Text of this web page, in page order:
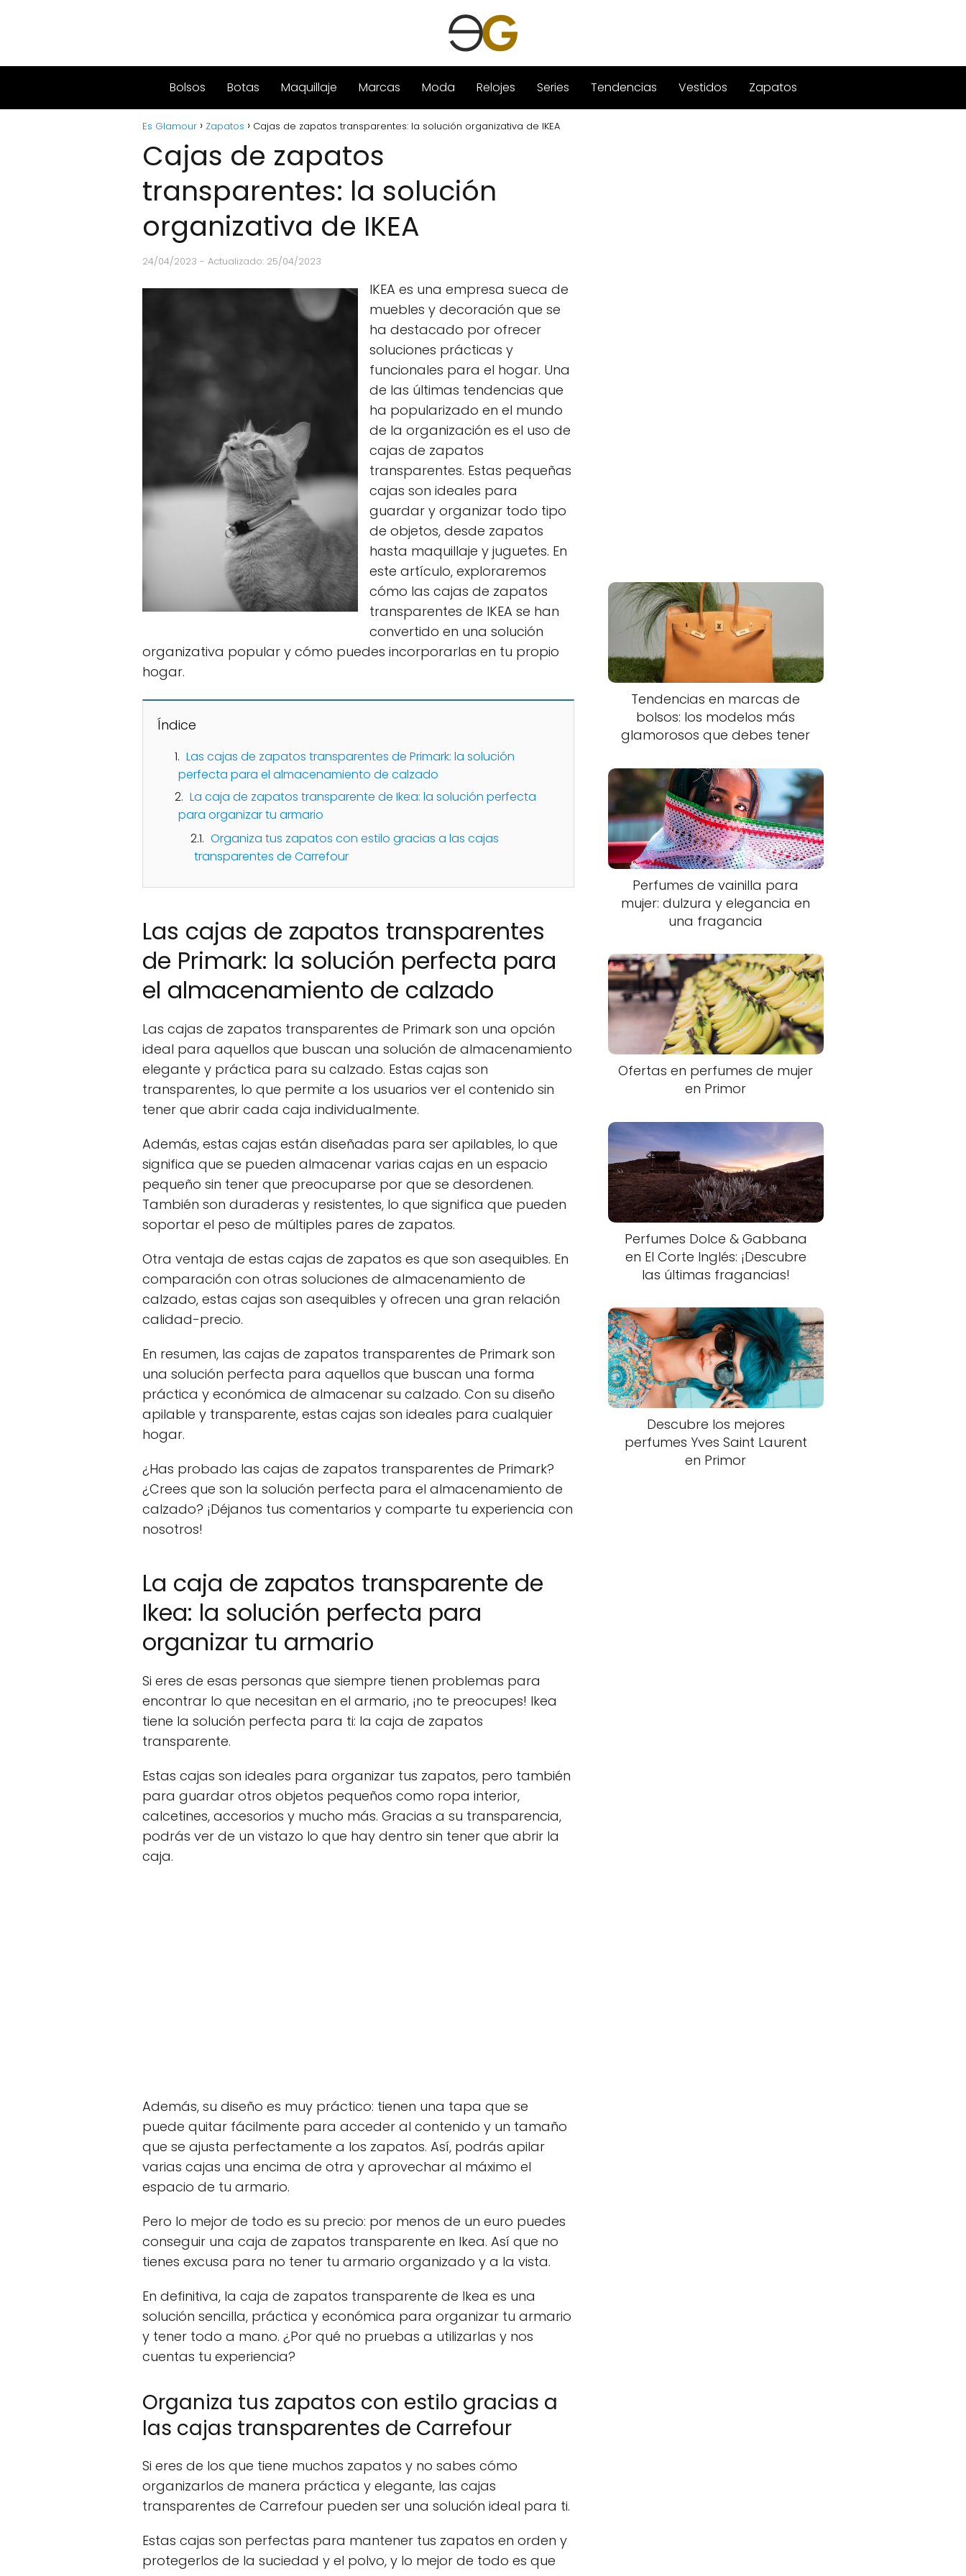
Bolsos Botas Maquillaje Marcas Moda Relojes Series Tendencias Vestidos Zapatos
Es Glamour Zapatos Cajas de zapatos transparentes: la solución organizativa de IKEA
Cajas de zapatos
transparentes: la solución
organizativa de IKEA
24/04/2023 - Actualizado: 25/04/2023
IKEA es una empresa sueca de
muebles y decoración que se
ha destacado por ofrecer
soluciones prácticas y
funcionales para el hogar. Una
de las últimas tendencias que
ha popularizado en el mundo
de la organización es el uso de
cajas de zapatos
transparentes. Estas pequeñas
cajas son ideales para
guardar y organizar todo tipo
de objetos, desde zapatos
hasta maquillaje y juguetes. En
este artículo, exploraremos
cómo las cajas de zapatos
transparentes de IKEA se han
convertido en una solución
organizativa popular y cómo puedes incorporarlas en tu propio
hogar.
Índice
Las cajas de zapatos transparentes de Primark: la solución
perfecta para el almacenamiento de calzado
La caja de zapatos transparente de Ikea: la solución perfecta
para organizar tu armario
Organiza tus zapatos con estilo gracias a las cajas
transparentes de Carrefour
Las cajas de zapatos transparentes
de Primark: la solución perfecta para
el almacenamiento de calzado
Las cajas de zapatos transparentes de Primark son una opción
ideal para aquellos que buscan una solución de almacenamiento
elegante y práctica para su calzado. Estas cajas son
transparentes, lo que permite a los usuarios ver el contenido sin
tener que abrir cada caja individualmente.
Además, estas cajas están diseñadas para ser apilables, lo que
significa que se pueden almacenar varias cajas en un espacio
pequeño sin tener que preocuparse por que se desordenen.
También son duraderas y resistentes, lo que significa que pueden
soportar el peso de múltiples pares de zapatos.
Otra ventaja de estas cajas de zapatos es que son asequibles. En
comparación con otras soluciones de almacenamiento de
calzado, estas cajas son asequibles y ofrecen una gran relación
calidad-precio.
En resumen, las cajas de zapatos transparentes de Primark son
una solución perfecta para aquellos que buscan una forma
práctica y económica de almacenar su calzado. Con su diseño
apilable y transparente, estas cajas son ideales para cualquier
hogar.
¿Has probado las cajas de zapatos transparentes de Primark?
¿Crees que son la solución perfecta para el almacenamiento de
calzado? ¡Déjanos tus comentarios y comparte tu experiencia con
nosotros!
La caja de zapatos transparente de
Ikea: la solución perfecta para
organizar tu armario
Si eres de esas personas que siempre tienen problemas para
encontrar lo que necesitan en el armario, ¡no te preocupes! Ikea
tiene la solución perfecta para ti: la caja de zapatos
transparente.
Estas cajas son ideales para organizar tus zapatos, pero también
para guardar otros objetos pequeños como ropa interior,
calcetines, accesorios y mucho más. Gracias a su transparencia,
podrás ver de un vistazo lo que hay dentro sin tener que abrir la
caja.
Además, su diseño es muy práctico: tienen una tapa que se
puede quitar fácilmente para acceder al contenido y un tamaño
que se ajusta perfectamente a los zapatos. Así, podrás apilar
varias cajas una encima de otra y aprovechar al máximo el
espacio de tu armario.
Pero lo mejor de todo es su precio: por menos de un euro puedes
conseguir una caja de zapatos transparente en Ikea. Así que no
tienes excusa para no tener tu armario organizado y a la vista.
En definitiva, la caja de zapatos transparente de Ikea es una
solución sencilla, práctica y económica para organizar tu armario
y tener todo a mano. ¿Por qué no pruebas a utilizarlas y nos
cuentas tu experiencia?
Organiza tus zapatos con estilo gracias a
las cajas transparentes de Carrefour
Si eres de los que tiene muchos zapatos y no sabes cómo
organizarlos de manera práctica y elegante, las cajas
transparentes de Carrefour pueden ser una solución ideal para ti.
Estas cajas son perfectas para mantener tus zapatos en orden y
protegerlos de la suciedad y el polvo, y lo mejor de todo es que
Tendencias en marcas de
bolsos: los modelos más
glamorosos que debes tener
Perfumes de vainilla para
mujer: dulzura y elegancia en
una fragancia
Ofertas en perfumes de mujer
en Primor
Perfumes Dolce & Gabbana
en El Corte Inglés: ¡Descubre
las últimas fragancias!
Descubre los mejores
perfumes Yves Saint Laurent
en Primor